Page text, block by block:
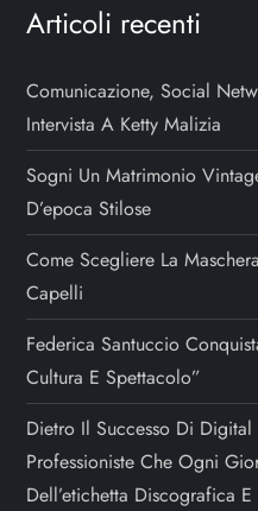
Articoli recenti
Comunicazione, Social
Intervista A Ketty Malizia
Sogni Un Matrimonio
D’epoca Stilose
Come Scegliere La
Capelli
Federica Santuccio
Cultura E Spettacolo”
Dietro Il Successo Di Digital
Professioniste Che Ogni
Dell’etichetta Discografica